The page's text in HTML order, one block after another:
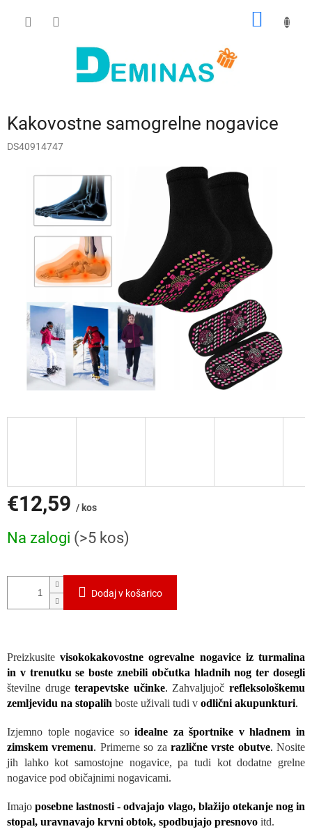
Kakovostne samogrelne nogavice
DS40914747
€12,59 / kos
mere:
Na zalogi (>5 kos)
Dodaj v košarico
Preizkusitevisokokakovostne ogrevalne nogavice iz turmalina
in v trenutku se boste znebili občutka hladnih nog ter dosegli
številne drugeterapevtske učinke. Zahvaljujočrefleksološkemu
zemljevidu na stopalih boste uživali tudi v odlični akupunkturi.
Izjemno tople nogavice so idealne za športnike v hladnem in
zimskem vremenu. Primerne so za različne vrste obutve. Nosite
jih lahko kot samostojne nogavice, pa tudi kot dodatne grelne
nogavice pod običajnimi nogavicami.
Imajoposebne lastnosti-odvajajo vlago, blažijo otekanje nog in
stopal, uravnavajo krvni obtok, spodbujajo presnovo itd.